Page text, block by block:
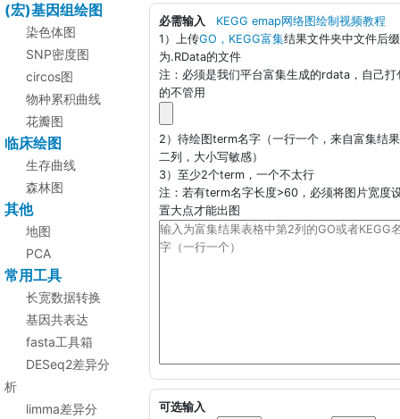
(宏)基因组绘图
染色体图
SNP密度图
circos图
物种累积曲线
花瓣图
临床绘图
生存曲线
森林图
其他
地图
PCA
常用工具
长宽数据转换
基因共表达
fasta工具箱
DESeq2差异分
析
limma差异分
必需输入
KEGG emap网络图绘制视频教程
1）上传GO，KEGG富集结果文件夹中文件后缀
为.RData的文件
注：必须是我们平台富集生成的rdata，自己打
的不管用
2）待绘图term名字（一行一个，来自富集结
二列，大小写敏感）
3）至少2个term，一个不太行
注：若有term名字长度>60，必须将图片宽度
置大点才能出图
可选输入